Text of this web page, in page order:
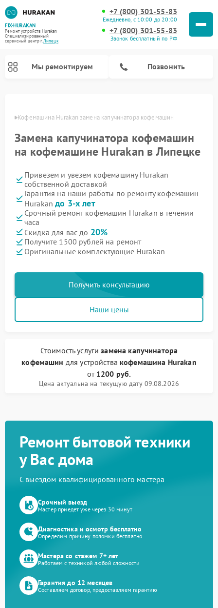
FIX-HURAKAN
Ремонт устройств Hurakan
Специализированный
cервисный центр г.Липецк
+7 (800) 301-55-83
Ежедневно, с 10:00 до 20:00
+7 (800) 301-55-83
Звонок бесплатный по РФ
Мы ремонтируем Позвонить
Кофемашина Hurakan замена капучинатора кофемашин
Замена капучинатора кофемашин
на кофемашине Hurakan в Липецке
Привезем и увезем кофемашину Hurakan
собственной доставкой
Гарантия на наши работы по ремонту кофемашин
Hurakanдо 3-х лет
Срочный ремонт кофемашин Hurakan в течении
часа
Скидка для вас до 20%
Получите 1500 рублей на ремонт
Оригинальные комплектующие Hurakan
Получить консультацию
Наши цены
Стоимость услугизамена капучинатора
кофемашин для устройства кофемашина Hurakan
от 1200 руб.
Цена актуальна на текущую дату 09.08.2026
Ремонт бытовой техники
у Вас дома
С выездом квалифицированного мастера
Срочный выезд
Мастер приедет уже через 30 минут
Диагностика и осмотр бесплатно
Определим причину поломки бесплатно
Мастера со стажем 7+ лет
Работаем с техникой любой сложности
Гарантия до 12 месяцев
Составляем договор, предоставляем гарантию